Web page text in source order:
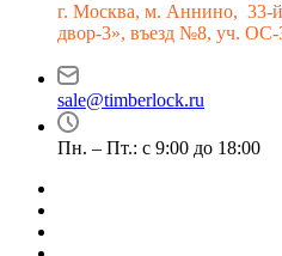
г. Москва, м. Аннино,
двор-3», въезд №8, уч. ОС-
sale@timberlock.ru
Пн. – Пт.: с 9:00 до 18:00